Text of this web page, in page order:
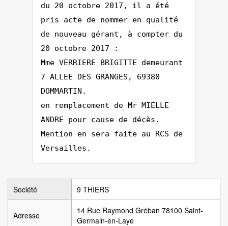
du 20 octobre 2017, il a été
pris acte de nommer en qualité
de nouveau gérant, à compter du
20 octobre 2017 :
Mme VERRIERE BRIGITTE demeurant
7 ALLEE DES GRANGES, 69380
DOMMARTIN.
en remplacement de Mr MIELLE
ANDRE pour cause de décès.
Mention en sera faite au RCS de
Versailles.
Société 9 THIERS
Adresse
14 Rue Raymond Gréban 78100 Saint-
Germain-en-Laye